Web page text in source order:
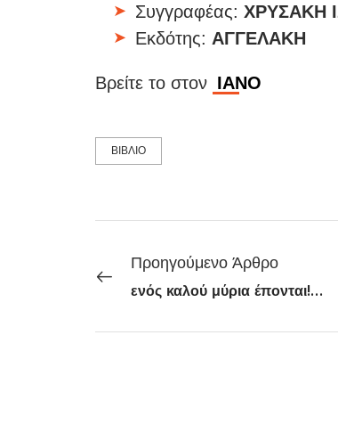
Συγγραφέας: ΧΡΥΣΑΚΗ
Εκδότης: ΑΓΓΕΛΑΚΗ
Βρείτε το στον ΙΑΝΟ
ΒΙΒΛΙΟ
Προηγούμενο Άρθρο
ενός καλού μύρια έπονται! Λόγω τιμής…